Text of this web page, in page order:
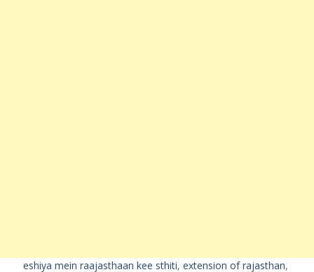
eshiya mein raajasthaan kee sthiti, extension of rajasthan